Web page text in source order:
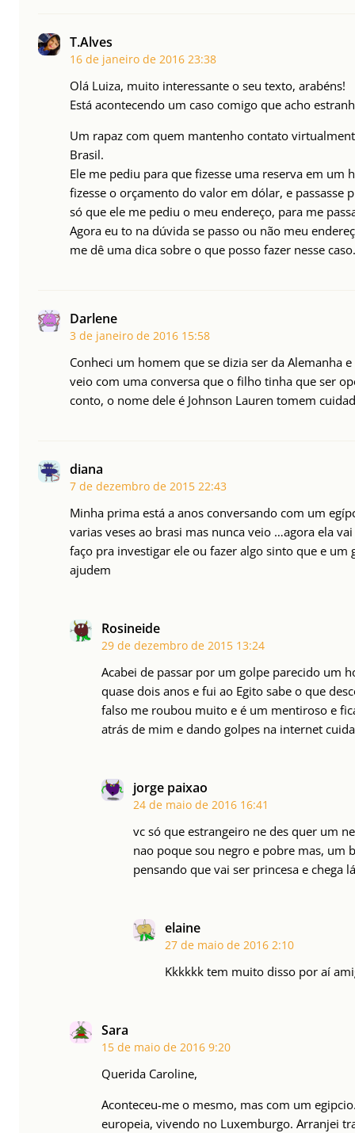
T.Alves
16 de janeiro de 2016 23:38
Olá Luiza, muito interessante o seu texto, arabéns!
Está acontecendo um caso comigo que acho
Um rapaz com quem mantenho contato
Brasil.
Ele me pediu para que fizesse uma reserva em
fizesse o orçamento do valor em dólar, e passasse
só que ele me pediu o meu endereço, para me
Agora eu to na dúvida se passo ou não meu
me dê uma dica sobre o que posso fazer nesse caso.
Darlene
3 de janeiro de 2016 15:58
Conheci um homem que se dizia ser da Alemanha
veio com uma conversa que o filho tinha que ser
conto, o nome dele é Johnson Lauren tomem
diana
7 de dezembro de 2015 22:43
Minha prima está a anos conversando com um
varias veses ao brasi mas nunca veio …agora ela
faço pra investigar ele ou fazer algo sinto que e
ajudem
Rosineide
29 de dezembro de 2015 13:24
Acabei de passar por um golpe parecido um
quase dois anos e fui ao Egito sabe o que
falso me roubou muito e é um mentiroso e
atrás de mim e dando golpes na internet
jorge paixao
24 de maio de 2016 16:41
vc só que estrangeiro ne des quer um
nao poque sou negro e pobre mas, um
pensando que vai ser princesa e chega
elaine
27 de maio de 2016 2:10
Kkkkkk tem muito disso por aí
Sara
15 de maio de 2016 9:20
Querida Caroline,
Aconteceu-me o mesmo, mas com um
europeia, vivendo no Luxemburgo. Arranjei